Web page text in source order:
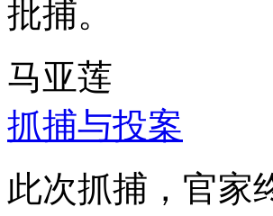
批捕。
马亚莲
抓捕与投案
此次抓捕，官家